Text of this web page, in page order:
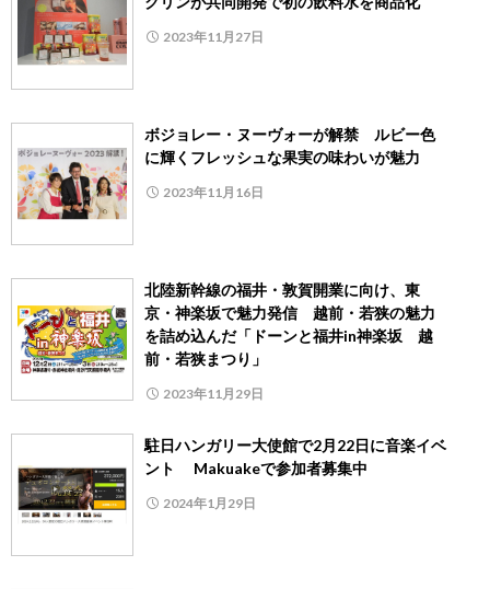
2023年11月27日
ボジョレー・ヌーヴォーが解禁 ルビー色
に輝くフレッシュな果実の味わいが魅力
2023年11月16日
北陸新幹線の福井・敦賀開業に向け、東
京・神楽坂で魅力発信 越前・若狭の魅力
を詰め込んだ「ドーンと福井in神楽坂 越
前・若狭まつり」
2023年11月29日
駐日ハンガリー大使館で2月22日に音楽イベ
ント Makuakeで参加者募集中
2024年1月29日